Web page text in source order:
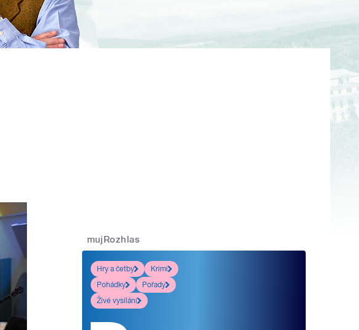
mujRozhlas
Hry a četby
Krimi
Pohádky
Pořady
Živé vysílání